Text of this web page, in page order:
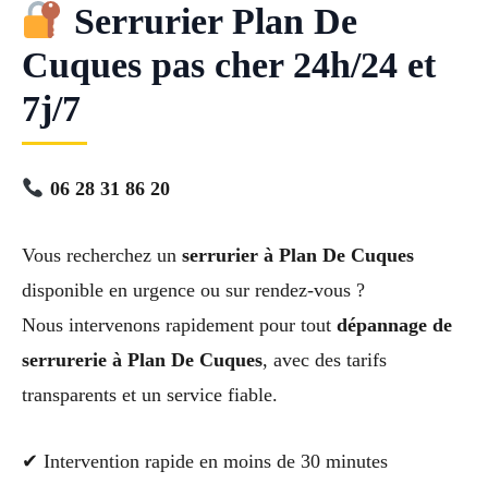
Serrurier Plan De
Cuques pas cher 24h/24 et
7j/7
06 28 31 86 20
Vous recherchez un serrurier à Plan De Cuques
disponible en urgence ou sur rendez-vous ?
Nous intervenons rapidement pour tout dépannage de
serrurerie à Plan De Cuques, avec des tarifs
transparents et un service fiable.
✔ Intervention rapide en moins de 30 minutes